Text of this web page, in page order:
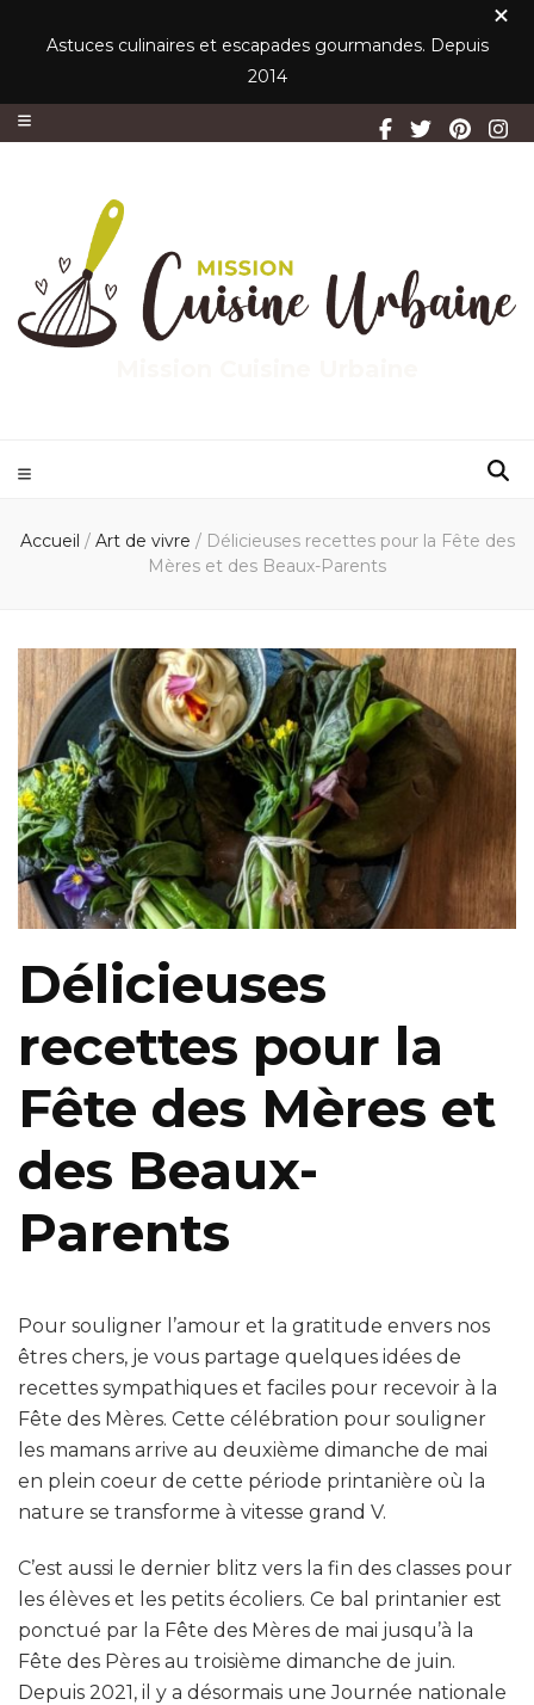
Astuces culinaires et escapades gourmandes. Depuis
2014
Accueil / Art de vivre / Délicieuses recettes pour la Fête des
Mères et des Beaux-Parents
Délicieuses
recettes pour la
Fête des Mères et
des Beaux-
Parents
Pour souligner l’amour et la gratitude envers nos
êtres chers, je vous partage quelques idées de
recettes sympathiques et faciles pour recevoir à la
Fête des Mères. Cette célébration pour souligner
les mamans arrive au deuxième dimanche de mai
en plein coeur de cette période printanière où la
nature se transforme à vitesse grand V.
C’est aussi le dernier blitz vers la fin des classes pour
les élèves et les petits écoliers. Ce bal printanier est
ponctué par la Fête des Mères de mai jusqu’à la
Fête des Pères au troisième dimanche de juin.
Depuis 2021, il y a désormais une Journée nationale